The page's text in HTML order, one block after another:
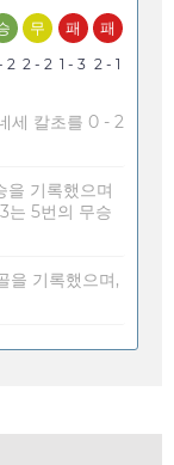
2
무
2 - 2
패
1 - 3
패
2 - 1
세 칼초를 0 - 2
을 기록했으며
는 5번의 무승
을 기록했으며,